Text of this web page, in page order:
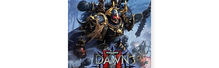
Where's Samantha?